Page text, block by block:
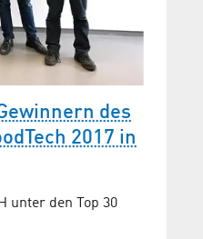
des
2017 in
unter den Top 30